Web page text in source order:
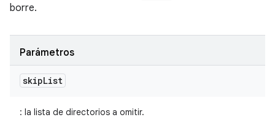
borre.
Parámetros
skipList
: la lista de directorios a omitir.